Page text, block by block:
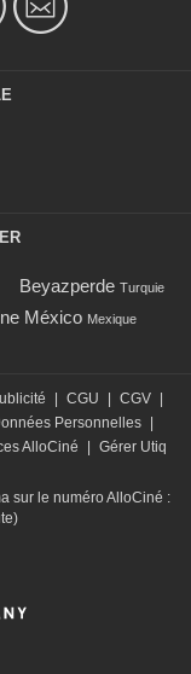
Beyazperde Turquie
México Mexique
CGU CGV
Personnelles
AlloCiné
Gérer Utiq
sur le numéro AlloCiné :